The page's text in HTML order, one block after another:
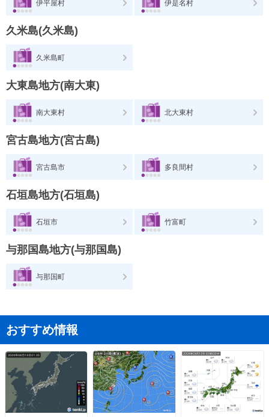
伊平屋村 伊是名村
久米島(久米島)
久米島町
大東島地方(南大東)
南大東村 北大東村
宮古島地方(宮古島)
宮古島市 多良間村
石垣島地方(石垣島)
石垣市 竹富町
与那国島地方(与那国島)
与那国町
おすすめ情報